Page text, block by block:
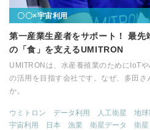
〇〇×宇宙利用
第一産業生産者をサポート！ 最
の「食」を支えるUMITRON
UMITRONは、水産養殖業のためにIoT
の活用を目指す会社です。なぜ、多田さ
か。
ウミトロン データ利用 人工衛星 地
宇宙利用
日本 漁業 衛星データ 衛